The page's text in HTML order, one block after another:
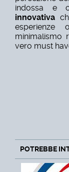
indossa e
innovativa
esperienze
minimalismo
vero must
POTREBBE